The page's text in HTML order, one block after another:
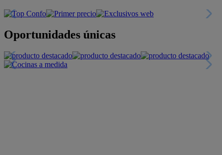
Oportunidades únicas